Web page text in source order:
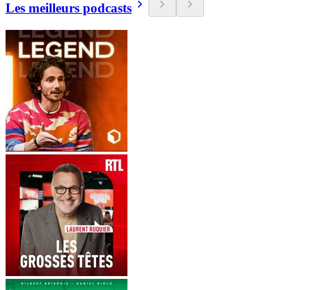
Les meilleurs podcasts